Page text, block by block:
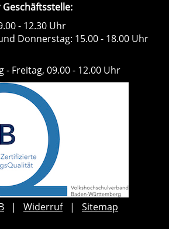
- 12.30 Uhr
Donnerstag: 15.00 - 18.00 Uhr
- Freitag, 09.00 - 12.00 Uhr
Widerruf Sitemap